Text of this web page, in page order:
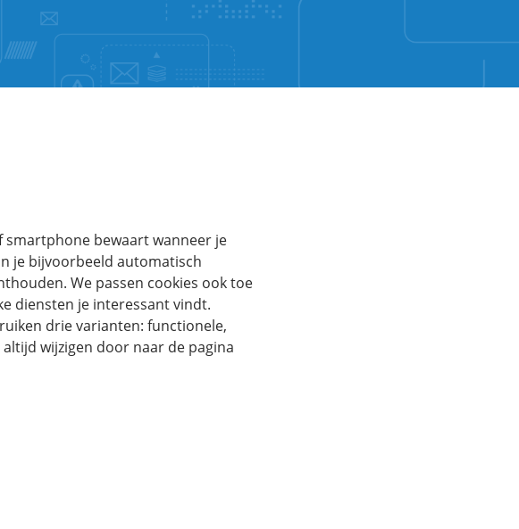
smartphone bewaart wanneer je
je bijvoorbeeld automatisch
We passen cookies ook toe
diensten je interessant vindt.
drie varianten: functionele,
wijzigen door naar de pagina